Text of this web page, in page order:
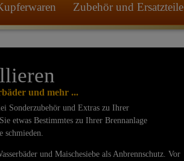
Zubehör und Ersatzteile
und mehr ...
Sonderzubehör und Extras zu Ihrer
etwas Bestimmtes zu Ihrer Brennanlage
schmieden.
und Maischesiebe als Anbrennschutz. Vor